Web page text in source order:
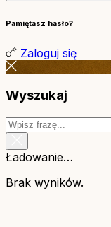
Pamiętasz hasło?
Zaloguj się
Wyszukaj
Ładowanie…
Brak wyników.